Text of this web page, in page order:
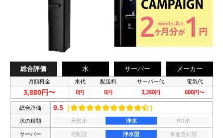
総合評価 水 サーバー メーカー
月額料金 水代 配送料 サーバー代 電気代
3,880円〜 0円 0円 3,280円 600円〜
総合評価 9.5 ［ ］
水の種類 天然水 浄水
RO水
サーバー
宅配型 浄水型
水道直結型